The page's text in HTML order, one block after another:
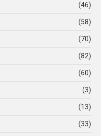
(46)
(58)
(70)
(82)
(60)
(3)
(13)
(33)